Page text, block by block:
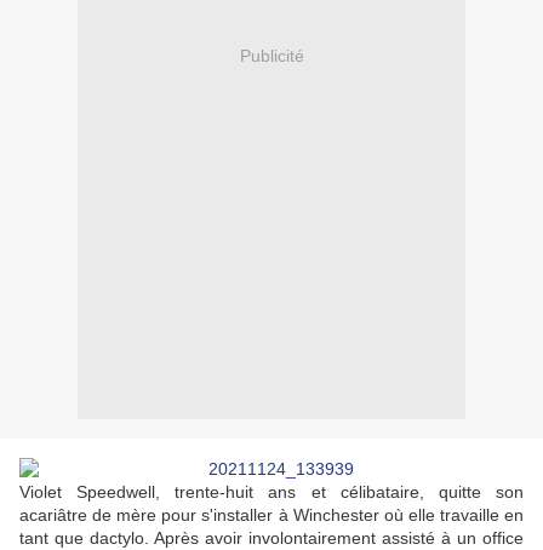
Publicité
Violet Speedwell, trente-huit ans et célibataire, quitte son
acariâtre de mère pour s'installer à Winchester où elle travaille en
tant que dactylo. Après avoir involontairement assisté à un office